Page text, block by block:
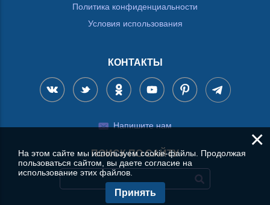
Политика конфиденциальности
Условия использования
КОНТАКТЫ
Напишите нам
ПОИСК ПО САЙТУ
×
На этом сайте мы используем cookie-файлы. Продолжая
пользоваться сайтом, вы даете согласие на
использование этих файлов.
Принять